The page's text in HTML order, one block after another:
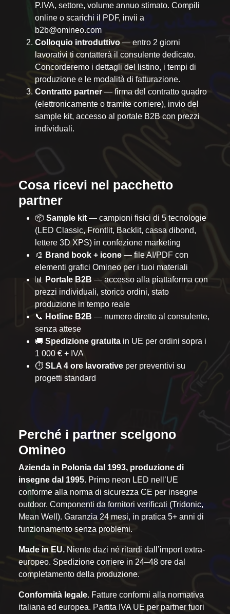
P.IVA, settore, volume annuo stimato. Compili
online o scarichi il PDF, invii a
b2b@omineo.com
Colloquio introduttivo — entro 2 giorni
lavorativi ti contatterà il consulente dedicato.
Concorderemo i dettagli del listino, i tempi di
produzione e le modalità di fatturazione.
Contratto partner — firma del contratto quadro
(elettronicamente o tramite corriere), invio del
sample kit, accesso al portale B2B con prezzi
individuali.
Cosa ricevi nel pacchetto
partner
📦 Sample kit — campioni fisici di 5 tecnologie
(LED Classic, Frontlit, Backlit, cassa dibond,
lettere 3D XPS) in confezione marketing
🎨 Brand book + icone — file AI/PDF con
elementi grafici Omineo per i tuoi materiali
📊
Portale B2B — accesso alla piattaforma con
prezzi individuali, storico ordini, stato
produzione in tempo reale
📞 Hotline B2B — numero diretto al consulente,
senza attese
🚚 Spedizione gratuita in UE per ordini sopra i
1 000 € + IVA
⏱️ SLA 4 ore lavorative per preventivi su
progetti standard
Perché i partner scelgono
Omineo
Azienda in Polonia dal 1993, produzione di
insegne dal 1995. Primo neon LED nell’UE
conforme alla norma di sicurezza CE per insegne
outdoor. Componenti da fornitori verificati (Tridonic,
Mean Well). Garanzia 24 mesi, in pratica 5+ anni di
funzionamento senza problemi.
Made in EU. Niente dazi né ritardi dall’import extra-
europeo. Spedizione corriere in 24–48 ore dal
completamento della produzione.
Conformità legale. Fatture conformi alla normativa
italiana ed europea. Partita IVA UE per partner fuori